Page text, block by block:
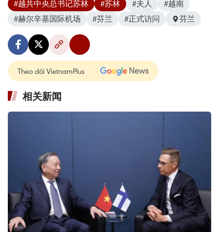
#越共中央总书记苏林 #苏林 #夫人
#越南
#赫尔辛基国际机场
#芬兰 #正式访问 芬兰
Theo dõi VietnamPlus
相关新闻